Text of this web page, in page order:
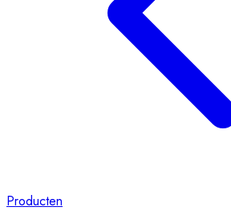
Producten